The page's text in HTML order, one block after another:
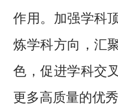
作用。加强学科
炼学科方向，汇
色，促进学科交
更多高质量的优